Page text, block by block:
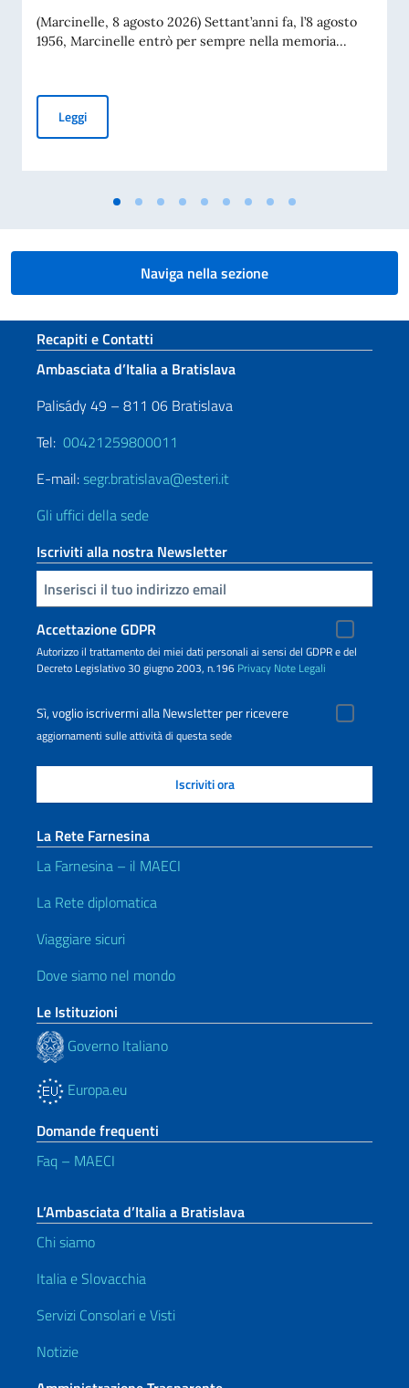
(Marcinelle, 8 agosto 2026) Settant’anni fa, l’8 agosto
1956, Marcinelle entrò per sempre nella memoria...
LeggiMESSAGGIO DEL VICE PRESIDENTE DEL CONSIGLIO DEI
Naviga nella sezione
Sezione footer
Recapiti e Contatti
Ambasciata d’Italia a Bratislava
Palisády 49 – 811 06 Bratislava
Tel: 00421259800011
E-mail:segr.bratislava@esteri.it
Gli uffici della sede
Iscriviti alla nostra Newsletter
Inserisci la tua email
Accettazione GDPR
Autorizzo il trattamento dei miei dati personali ai sensi del GDPR e del
Decreto Legislativo 30 giugno 2003, n.196 Privacy Note Legali
Sì, voglio iscrivermi alla Newsletter per ricevere
aggiornamenti sulle attività di questa sede
La Rete Farnesina
La Farnesina – il MAECI
La Rete diplomatica
Viaggiare sicuri
Dove siamo nel mondo
Le Istituzioni
Governo Italiano
Europa.eu
Domande frequenti
Faq – MAECI
L’Ambasciata d’Italia a Bratislava
Chi siamo
Italia e Slovacchia
Servizi Consolari e Visti
Notizie